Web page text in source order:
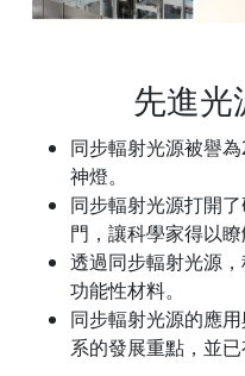
先進光
同步輻射光源被譽
神燈。
同步輻射光源打開
門，讓科學家得以瞭
透過同步輻射光源
功能性材料。
同步輻射光源的應
系的發展重點，並已